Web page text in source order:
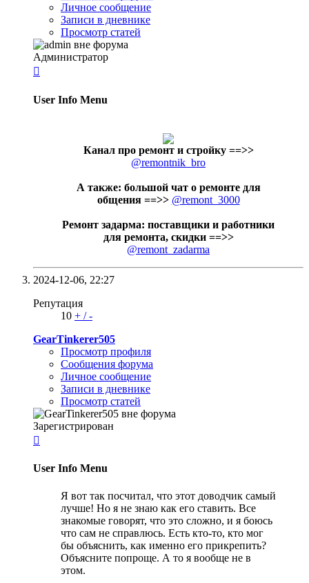
Личное сообщение
Записи в дневнике
Просмотр статей
Администратор

User Info Menu
Канал про ремонт и стройку ==>>
@remontnik_bro
А также: большой чат о ремонте для
общения ==>> @remont_3000
Ремонт задарма: поставщики и работники
для ремонта, скидки ==>>
@remont_zadarma
2024-12-06, 22:27
Репутация
10 + /-
GearTinkerer505
Просмотр профиля
Сообщения форума
Личное сообщение
Записи в дневнике
Просмотр статей
Зарегистрирован

User Info Menu
Я вот так посчитал, что этот доводчик самый
лучше! Но я не знаю как его ставить. Все
знакомые говорят, что это сложно, и я боюсь
что сам не справлюсь. Есть кто-то, кто мог
бы объяснить, как именно его прикрепить?
Объясните попроще. А то я вообще не в
этом.